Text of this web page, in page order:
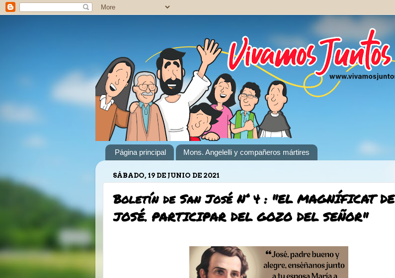
Página principal Mons. Angelelli y compañeros mártires
SÁBADO, 19 DE JUNIO DE 2021
Boletín de San José N° 4 : "EL MAGNÍFICAT DE
JOSÉ. PARTICIPAR DEL GOZO DEL SEÑOR"